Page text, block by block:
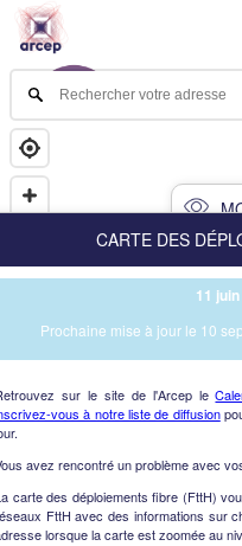
Vue
CARTE DES
11
Prochaine mise à jour le 10
sur le site de l'Arcep le
vous à notre liste de diffusion
avez rencontré un problème avec
carte des déploiements fibre (FttH)
FttH avec des informations sur
lorsque la carte est zoomée au
NAV